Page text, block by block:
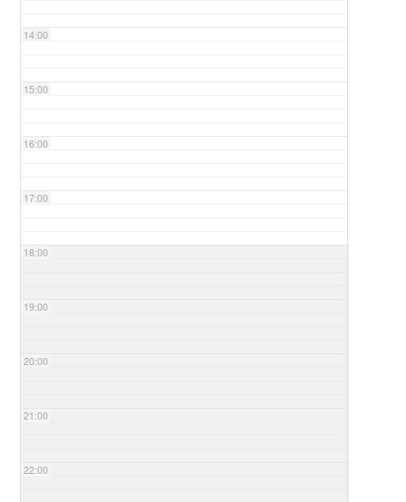
14:00
15:00
16:00
17:00
18:00
19:00
20:00
21:00
22:00